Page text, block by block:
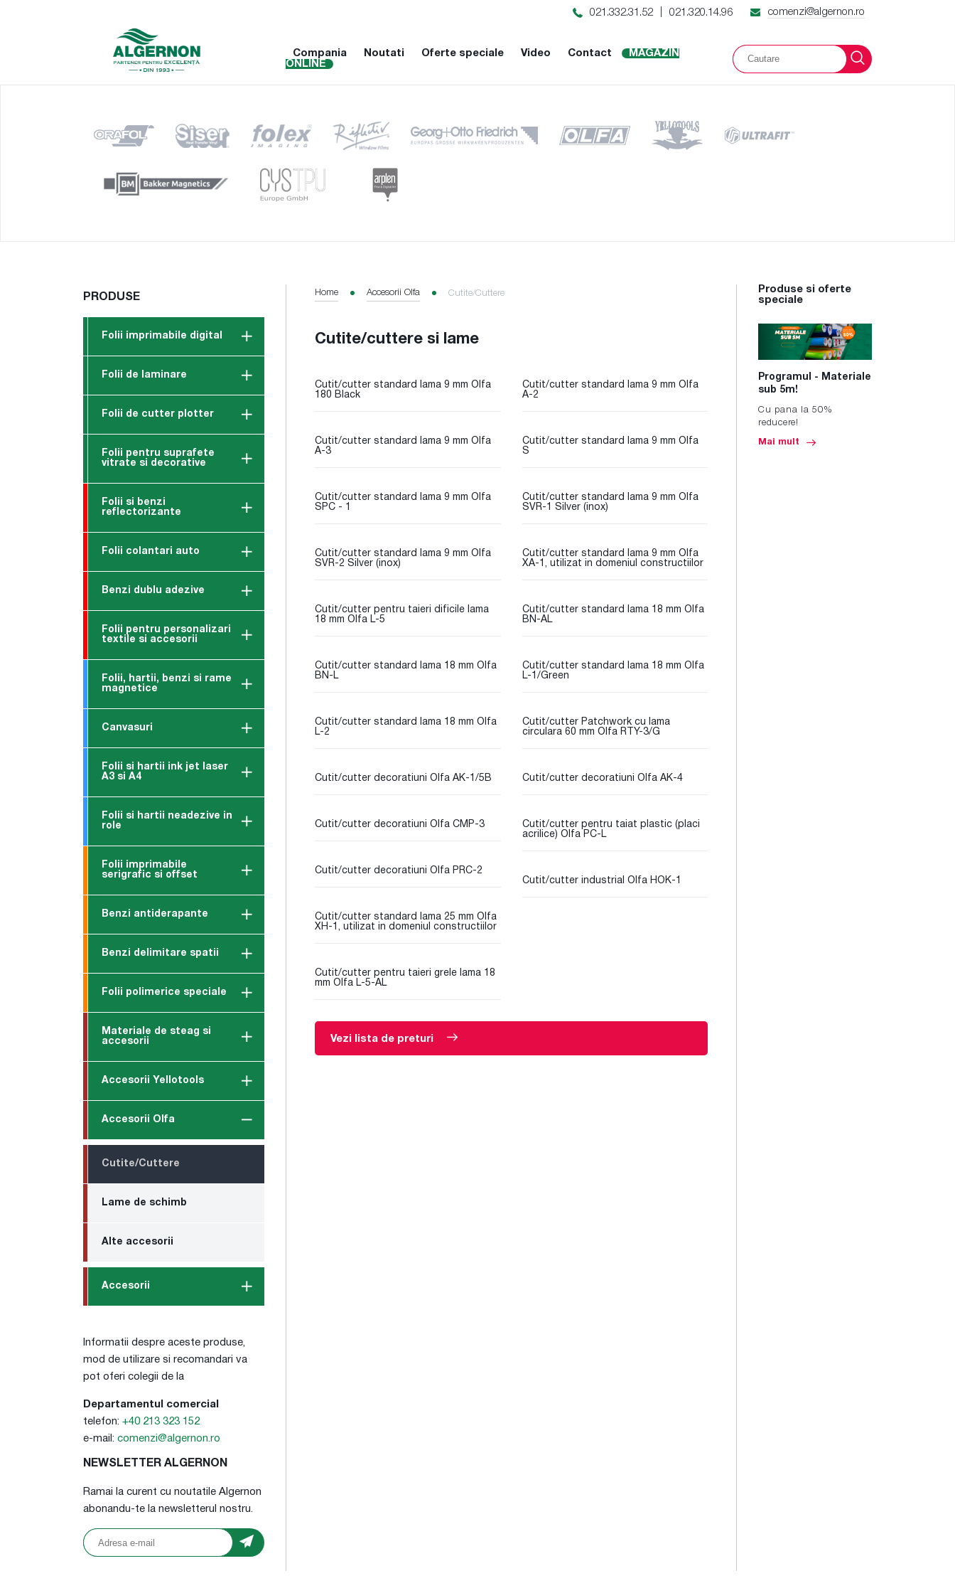
021.332.31.52 021.320.14.96 comenzi@algernon.ro
Compania Noutati Oferte speciale Video Contact
MAGAZIN
ONLINE
PRODUSE
Folii imprimabile digital
Folii de laminare
Folii de cutter plotter
Folii pentru suprafete
vitrate si decorative
Folii si benzi
reflectorizante
Folii colantari auto
Benzi dublu adezive
Folii pentru personalizari
textile si accesorii
Folii, hartii, benzi si rame
magnetice
Canvasuri
Folii si hartii ink jet laser
A3 si A4
Folii si hartii neadezive in
role
Folii imprimabile
serigrafic si offset
Benzi antiderapante
Benzi delimitare spatii
Folii polimerice speciale
Materiale de steag si
accesorii
Accesorii Yellotools
Accesorii Olfa
Cutite/Cuttere
Lame de schimb
Alte accesorii
Accesorii
Informatii despre aceste produse,
mod de utilizare si recomandari va
pot oferi colegii de la
Departamentul comercial
telefon: +40 213 323 152
e-mail: comenzi@algernon.ro
NEWSLETTER ALGERNON
Ramai la curent cu noutatile Algernon
abonandu-te la newsletterul nostru.
Home Accesorii Olfa Cutite/Cuttere
Cutite/cuttere si lame
Cutit/cutter standard lama 9 mm Olfa
180 Black
Cutit/cutter standard lama 9 mm Olfa
A-3
Cutit/cutter standard lama 9 mm Olfa
SPC - 1
Cutit/cutter standard lama 9 mm Olfa
SVR-2 Silver (inox)
Cutit/cutter pentru taieri dificile lama
18 mm Olfa L-5
Cutit/cutter standard lama 18 mm Olfa
BN-L
Cutit/cutter standard lama 18 mm Olfa
L-2
Cutit/cutter decoratiuni Olfa AK-1/5B
Cutit/cutter decoratiuni Olfa CMP-3
Cutit/cutter decoratiuni Olfa PRC-2
Cutit/cutter standard lama 25 mm Olfa
XH-1, utilizat in domeniul constructiilor
Cutit/cutter pentru taieri grele lama 18
mm Olfa L-5-AL
Cutit/cutter standard lama 9 mm Olfa
A-2
Cutit/cutter standard lama 9 mm Olfa
S
Cutit/cutter standard lama 9 mm Olfa
SVR-1 Silver (inox)
Cutit/cutter standard lama 9 mm Olfa
XA-1, utilizat in domeniul constructiilor
Cutit/cutter standard lama 18 mm Olfa
BN-AL
Cutit/cutter standard lama 18 mm Olfa
L-1/Green
Cutit/cutter Patchwork cu lama
circulara 60 mm Olfa RTY-3/G
Cutit/cutter decoratiuni Olfa AK-4
Cutit/cutter pentru taiat plastic (placi
acrilice) Olfa PC-L
Cutit/cutter industrial Olfa HOK-1
Vezi lista de preturi
Produse si oferte
speciale
Programul - Materiale
sub 5m!
Cu pana la 50%
reducere!
Mai mult